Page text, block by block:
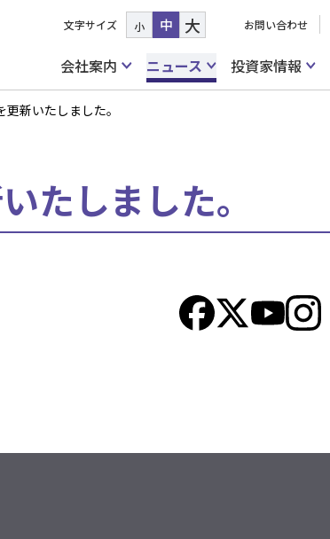
文字サイズ 小 中 大 お問い合わせ
会社案内
ニュース 投資家情報
新いたしました。
たしました。